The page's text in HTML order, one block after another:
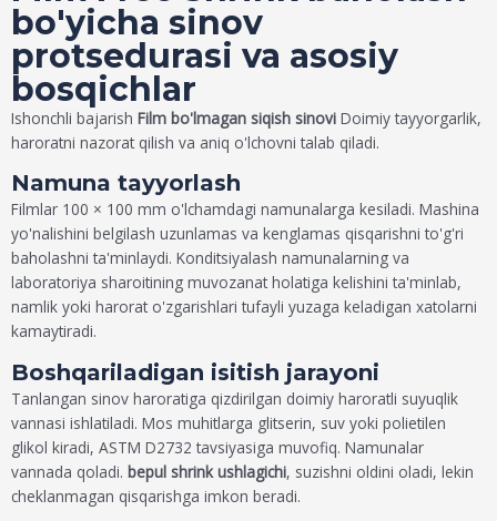
bo'yicha sinov
protsedurasi va asosiy
bosqichlar
Ishonchli bajarish Film bo'lmagan siqish sinovi Doimiy tayyorgarlik,
haroratni nazorat qilish va aniq o'lchovni talab qiladi.
Namuna tayyorlash
Filmlar 100 × 100 mm o'lchamdagi namunalarga kesiladi. Mashina
yo'nalishini belgilash uzunlamas va kenglamas qisqarishni to'g'ri
baholashni ta'minlaydi. Konditsiyalash namunalarning va
laboratoriya sharoitining muvozanat holatiga kelishini ta'minlab,
namlik yoki harorat o'zgarishlari tufayli yuzaga keladigan xatolarni
kamaytiradi.
Boshqariladigan isitish jarayoni
Tanlangan sinov haroratiga qizdirilgan doimiy haroratli suyuqlik
vannasi ishlatiladi. Mos muhitlarga glitserin, suv yoki polietilen
glikol kiradi, ASTM D2732 tavsiyasiga muvofiq. Namunalar
vannada qoladi. bepul shrink ushlagichi, suzishni oldini oladi, lekin
cheklanmagan qisqarishga imkon beradi.